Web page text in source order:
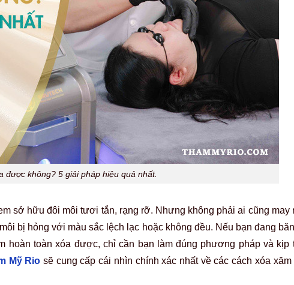
được không? 5 giải pháp hiệu quả nhất.
sở hữu đôi môi tươi tắn, rạng rỡ. Nhưng không phải ai cũng may
bị hỏng với màu sắc lệch lạc hoặc không đều. Nếu bạn đang
hoàn toàn xóa được, chỉ cần bạn làm đúng phương pháp và kịp
Mỹ Rio sẽ cung cấp cái nhìn chính xác nhất về các cách xóa xăm